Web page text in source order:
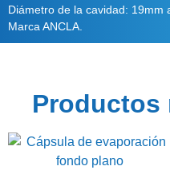
Diámetro de la cavidad: 19mm
Marca ANCLA.
Productos